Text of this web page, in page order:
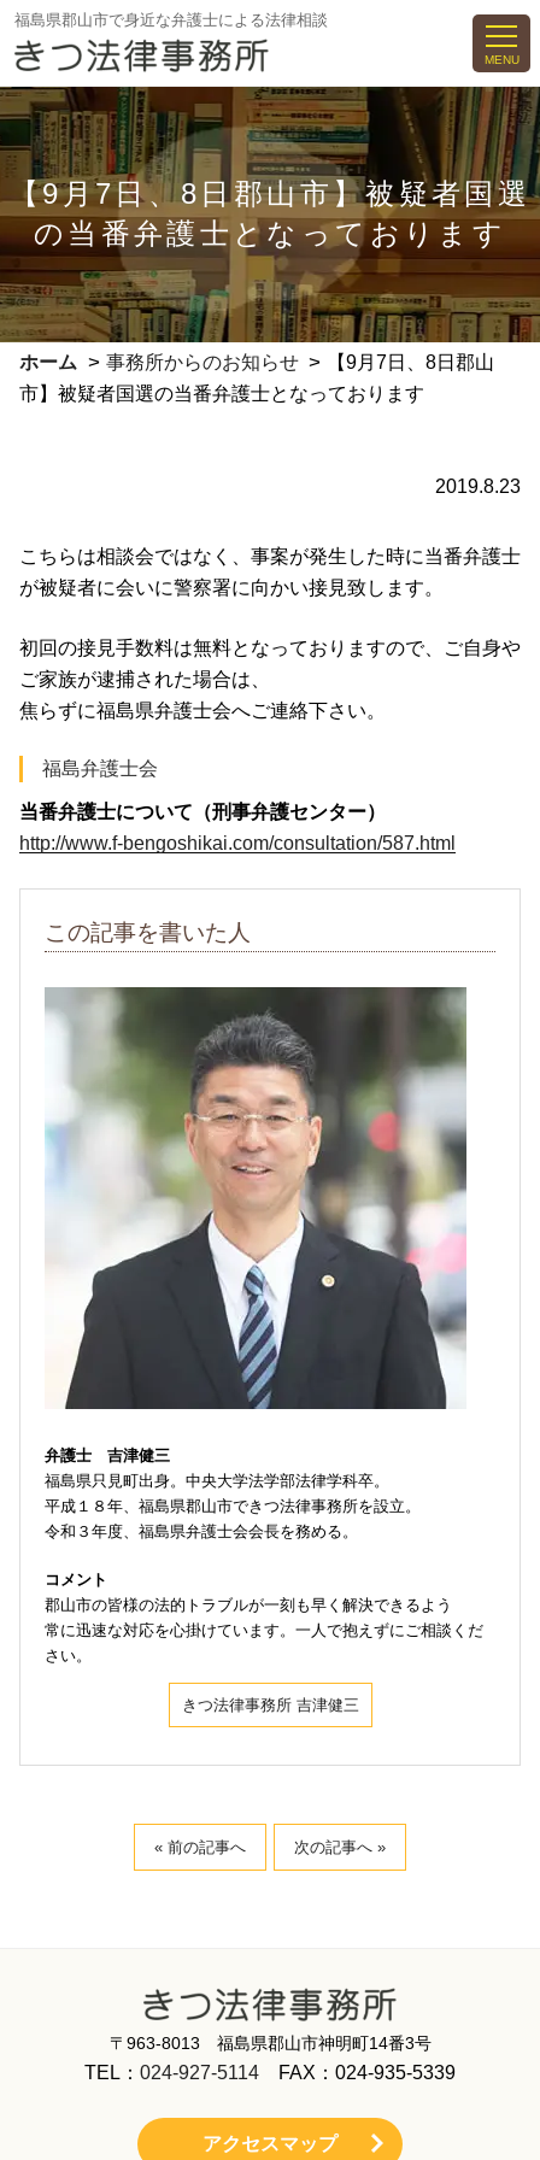
コ
ン
へ
ス
プ
福島県郡山市で身近な弁護士による法律相談
MENU
【9月7日、8日郡山市】被疑者国選
の当番弁護士となっております
ホーム > 事務所からのお知らせ >
【9月7日、8日郡山
市】被疑者国選の当番弁護士となっております
2019.8.23
こちらは相談会ではなく、事案が発生した時に当番弁護士
が被疑者に会いに警察署に向かい接見致します。
初回の接見手数料は無料となっておりますので、ご自身や
ご家族が逮捕された場合は、
焦らずに福島県弁護士会へご連絡下さい。
福島弁護士会
当番弁護士について（刑事弁護センター）
http://www.f-bengoshikai.com/consultation/587.html
この記事を書いた人
弁護士 吉津健三
福島県只見町出身。中央大学法学部法律学科卒。
平成１８年、福島県郡山市できつ法律事務所を設立。
令和３年度、福島県弁護士会会長を務める。
コメント
郡山市の皆様の法的トラブルが一刻も早く解決できるよう
常に迅速な対応を心掛けています。一人で抱えずにご相談くだ
さい。
きつ法律事務所 吉津健三
« 前の記事へ 次の記事へ »
〒963-8013 福島県郡山市神明町14番3号
TEL： 024-927-5114 FAX：024-935-5339
アクセスマップ